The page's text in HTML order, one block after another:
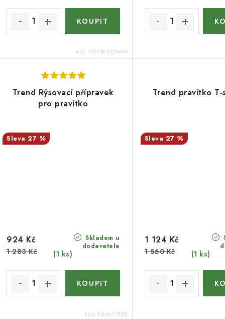
Kód: 102-TRENDIWAX
Trend Rýsovací přípravek
pro pravítko
27 %
Skladem u
dodavatele
(1 ks)
924 Kč
1 283 Kč
Kód: 102-M/CFT01
Trend pravítko T-
27 %
(1 ks)
1 124 Kč
1 560 Kč